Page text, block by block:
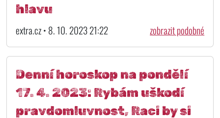
hlavu
extra.cz • 8. 10. 2023 21:22 zobrazit podobné
Denní horoskop na pondělí
17. 4. 2023: Rybám uškodí
pravdomluvnost, Raci by si